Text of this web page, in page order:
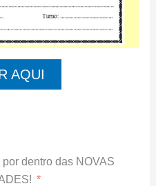
AQUI
dentro das NOVAS